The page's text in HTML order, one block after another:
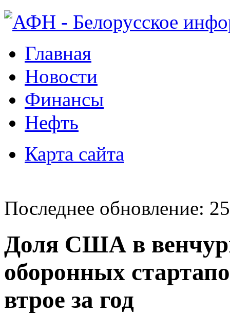
Главная
Новости
Финансы
Нефть
Карта сайта
Последнее обновление:
Доля США в
оборонных
втрое за год